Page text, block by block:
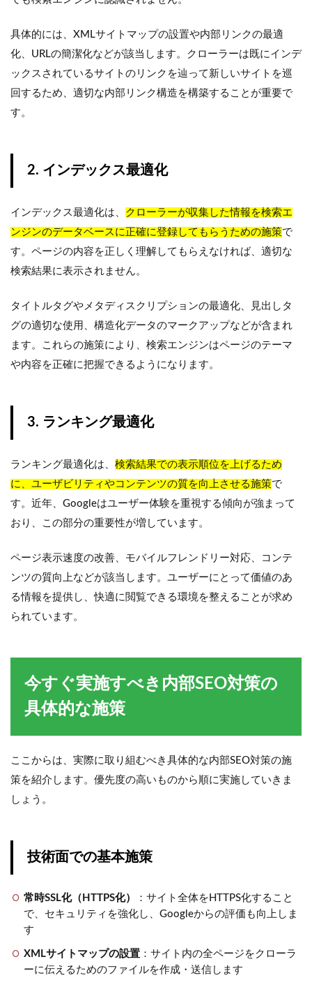
具体的には、XMLサイトマップの設置や内部リンクの最適
化、URLの簡潔化などが該当します。クローラーは既にインデ
ックスされているサイトのリンクを辿って新しいサイトを巡
回するため、適切な内部リンク構造を構築することが重要で
す。
2. インデックス最適化
インデックス最適化は、
クローラーが収集した情報を検索エ
ンジンのデータベースに正確に登録してもらうための施策で
す。ページの内容を正しく理解してもらえなければ、適切な
検索結果に表示されません。
タイトルタグやメタディスクリプションの最適化、見出しタ
グの適切な使用、構造化データのマークアップなどが含まれ
ます。これらの施策により、検索エンジンはページのテーマ
や内容を正確に把握できるようになります。
3. ランキング最適化
ランキング最適化は、 検索結果での表示順位を上げるため
に、ユーザビリティやコンテンツの質を向上させる施策で
す。近年、Googleはユーザー体験を重視する傾向が強まって
おり、この部分の重要性が増しています。
ページ表示速度の改善、モバイルフレンドリー対応、コンテ
ンツの質向上などが該当します。ユーザーにとって価値のあ
る情報を提供し、快適に閲覧できる環境を整えることが求め
られています。
今すぐ実施すべき内部SEO対策の
具体的な施策
ここからは、実際に取り組むべき具体的な内部SEO対策の施
策を紹介します。優先度の高いものから順に実施していきま
しょう。
技術面での基本施策
常時SSL化（HTTPS化）
：サイト全体をHTTPS化すること
で、セキュリティを強化し、Googleからの評価も向上しま
す
XMLサイトマップの設置：サイト内の全ページをクローラ
ーに伝えるためのファイルを作成・送信します